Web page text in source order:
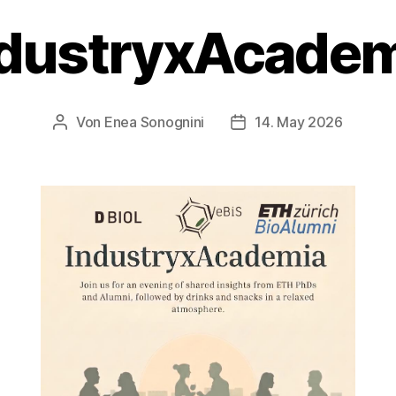
Beitragsautor
Von Enea Sonognini Veröffentlichungsdatum
14. May 2026